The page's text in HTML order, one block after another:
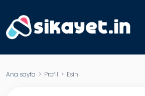
Ana sayfa > Profil > Esin